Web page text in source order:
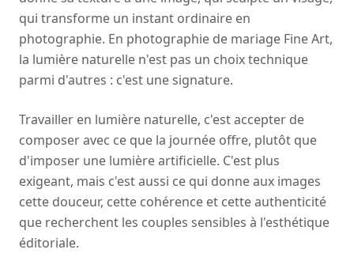
qui transforme un instant ordinaire en
photographie. En photographie de mariage Fine Art,
la lumière naturelle n'est pas un choix technique
parmi d'autres : c'est une signature.
Travailler en lumière naturelle, c'est accepter de
composer avec ce que la journée offre, plutôt que
d'imposer une lumière artificielle. C'est plus
exigeant, mais c'est aussi ce qui donne aux images
cette douceur, cette cohérence et cette authenticité
que recherchent les couples sensibles à l'esthétique
éditoriale.